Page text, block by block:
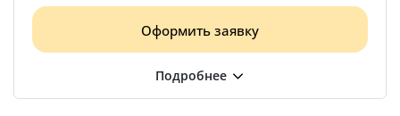
Оформить заявку